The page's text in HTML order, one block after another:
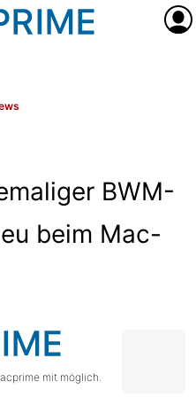
BWM-
beim Mac-
mit möglich.